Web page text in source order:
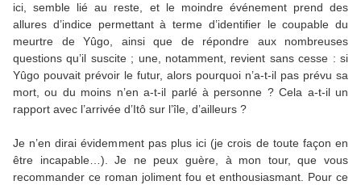
ici, semble lié au reste, et le moindre événement prend des
allures d’indice permettant à terme d’identifier le coupable du
meurtre de Yûgo, ainsi que de répondre aux nombreuses
questions qu’il suscite ; une, notamment, revient sans cesse : si
Yûgo pouvait prévoir le futur, alors pourquoi n’a-t-il pas prévu sa
mort, ou du moins n’en a-t-il parlé à personne ? Cela a-t-il un
rapport avec l’arrivée d’Itô sur l’île, d’ailleurs ?
Je n’en dirai évidemment pas plus ici (je crois de toute façon en
être incapable…). Je ne peux guère, à mon tour, que vous
recommander ce roman joliment fou et enthousiasmant. Pour ce